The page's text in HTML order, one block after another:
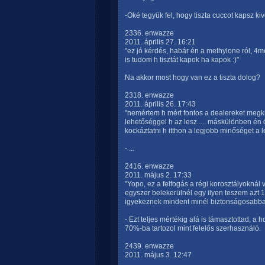
-Oké tegyük fel, hogy tiszta cuccot kapsz
2336. enwazze
2011. április 27. 16:21
"ez jó kérdés, habár én a methylone ról,
is tudom h tisztát kapok ha kapok :)"
Na akkor most hogy van ez a tiszta dolog?
2318. enwazze
2011. április 26. 17:43
"nemértem h mért fontos a dealereket
lehetőséggel h az lesz..... máskülönben
kockáztatni h itthon a legjobb minőséget a
- ...
2416. enwazze
2011. május 2. 17:33
"Yopo, ez a felfogás a régi korosztályoknál
egyszer belekerülnél egy ilyen teszem azt
igyekeznek mindent minél
- Ezt teljes mértékig alá is támasztottad, a
70%-ba tartozol mint felelős szerhasználó.
2439. enwazze
2011. május 3. 12:47